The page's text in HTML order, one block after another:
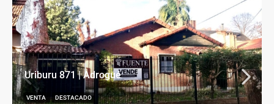
Uriburu 871 | Adrogué
VENTA DESTACADO